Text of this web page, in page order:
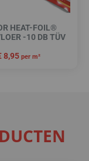
HEAT-FOIL®
-10 DB TÜV
8,95 per m²